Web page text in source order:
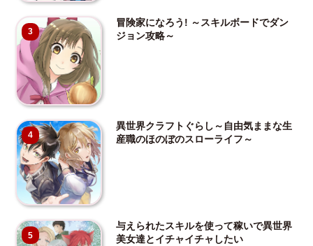
3
冒険家になろう! ～スキルボードでダン
ジョン攻略～
4
異世界クラフトぐらし～自由気ままな生
産職のほのぼのスローライフ～
5
与えられたスキルを使って稼いで異世界
美女達とイチャイチャしたい